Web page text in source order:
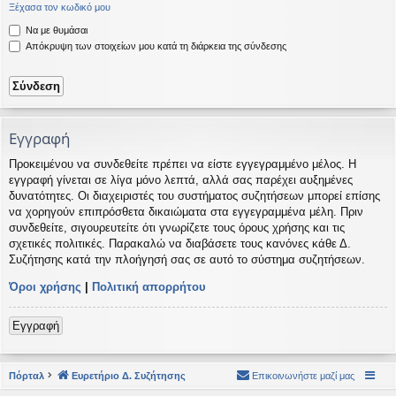
Ξέχασα τον κωδικό μου
Να με θυμάσαι
Απόκρυψη των στοιχείων μου κατά τη διάρκεια της σύνδεσης
Εγγραφή
Προκειμένου να συνδεθείτε πρέπει να είστε εγγεγραμμένο μέλος. Η
εγγραφή γίνεται σε λίγα μόνο λεπτά, αλλά σας παρέχει αυξημένες
δυνατότητες. Οι διαχειριστές του συστήματος συζητήσεων μπορεί επίσης
να χορηγούν επιπρόσθετα δικαιώματα στα εγγεγραμμένα μέλη. Πριν
συνδεθείτε, σιγουρευτείτε ότι γνωρίζετε τους όρους χρήσης και τις
σχετικές πολιτικές. Παρακαλώ να διαβάσετε τους κανόνες κάθε Δ.
Συζήτησης κατά την πλοήγησή σας σε αυτό το σύστημα συζητήσεων.
Όροι χρήσης | Πολιτική απορρήτου
Εγγραφή
Πόρταλ Ευρετήριο Δ. Συζήτησης Επικοινωνήστε μαζί μας